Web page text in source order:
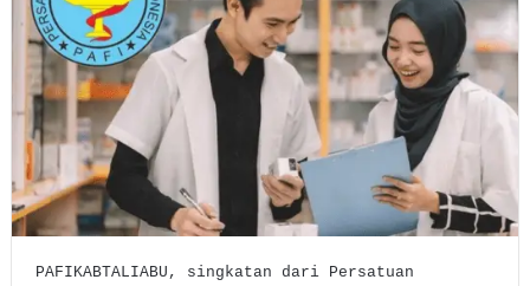
PAFIKABTALIABU, singkatan dari Persatuan